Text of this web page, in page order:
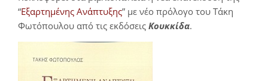
“Εξαρτημένης Ανάπτυξης” με νέο πρόλογο του Τάκη
Φωτόπουλου από τις εκδόσεις Κουκκίδα.